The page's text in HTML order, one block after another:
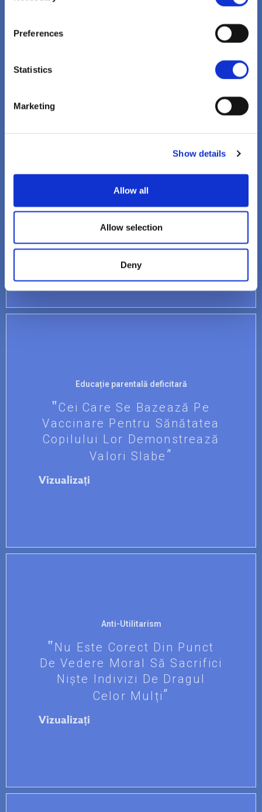
Preferences
Statistics
Marketing
Show details
Allow all
Allow selection
Deny
Vizualizați
Sănătatea nu este o afacere
Profiturile Farmaceutice
Sunt Imorale
Vizualizați
Educație parentală deficitară
Cei Care Se Bazează Pe
Vaccinare Pentru Sănătatea
Copilului Lor Demonstrează
Valori Slabe
Vizualizați
Anti-Utilitarism
Nu Este Corect Din Punct
De Vedere Moral Să Sacrifici
Niște Indivizi De Dragul
Celor Mulți
Vizualizați